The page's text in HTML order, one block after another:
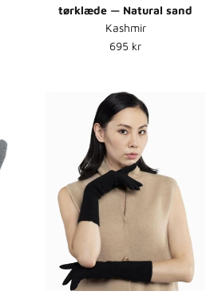
tørklæde — Natural sand
Kashmir
Normalpris
695 kr